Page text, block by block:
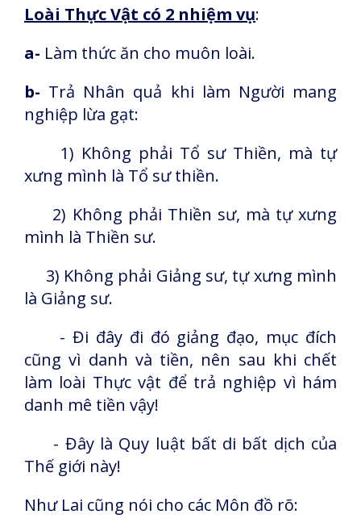
Loài Thực Vật có 2 nhiệm vụ:
a- Làm thức ăn cho muôn loài.
b- Trả Nhân quả khi làm Người mang
nghiệp lừa gạt:
1) Không phải Tổ sư Thiền, mà tự
xưng mình là Tổ sư thiền.
2) Không phải Thiền sư, mà tự xưng
mình là Thiền sư.
3) Không phải Giảng sư, tự xưng mình
là Giảng sư.
- Đi đây đi đó giảng đạo, mục đích
cũng vì danh và tiền, nên sau khi chết
làm loài Thực vật để trả nghiệp vì hám
danh mê tiền vậy!
- Đây là Quy luật bất di bất dịch của
Thế giới này!
Như Lai cũng nói cho các Môn đồ rõ: